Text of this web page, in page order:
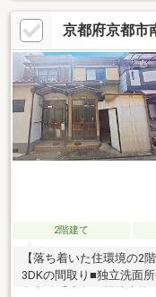
京都府京都市
2階建て
【落ち着いた住環境の2
3DKの間取り■独立洗面